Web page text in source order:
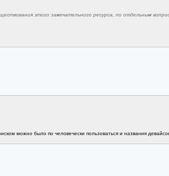
этого замечательного ресурса, по отдельным
можно было по человечески пользоваться и названия